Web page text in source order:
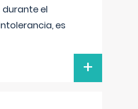
el
es
+